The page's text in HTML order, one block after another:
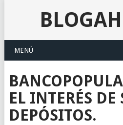
MENÚ
EL INTERÉS DE
DEPÓSITOS.